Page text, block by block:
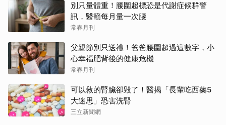
別只量體重！腰圍超標恐是代謝症候群警
訊，醫籲每月量一次腰
常春月刊
父親節別只送禮！爸爸腰圍超過這數字，小
心幸福肥背後的健康危機
常春月刊
可以救的腎臟卻毁了！醫揭「長輩吃西藥5
大迷思」恐害洗腎
三立新聞網